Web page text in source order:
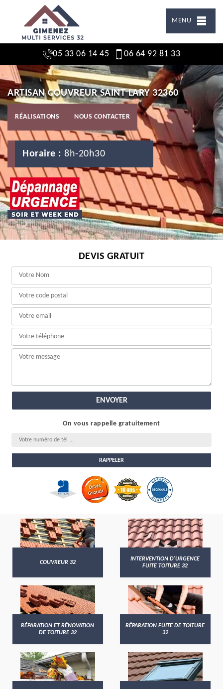
MENU
05 33 06 14 45 06 64 92 81 33
ARTISAN COUVREUR SAINT LARY 32360
RÉALISATIONS NOUS CONTACTER
Horaire : 8h-20h30
DEVIS GRATUIT
On vous rappelle gratuitement
COUVREUR 32
INTERVENTION D'URGENCE
FUITE TOITURE 32
RÉPARATION ET RÉNOVATION
DE TOITURE 32
RÉPARATION FUITE DE TOITURE
32